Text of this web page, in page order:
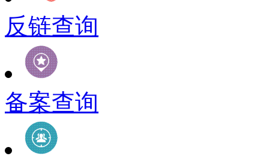
反链查询
备案查询